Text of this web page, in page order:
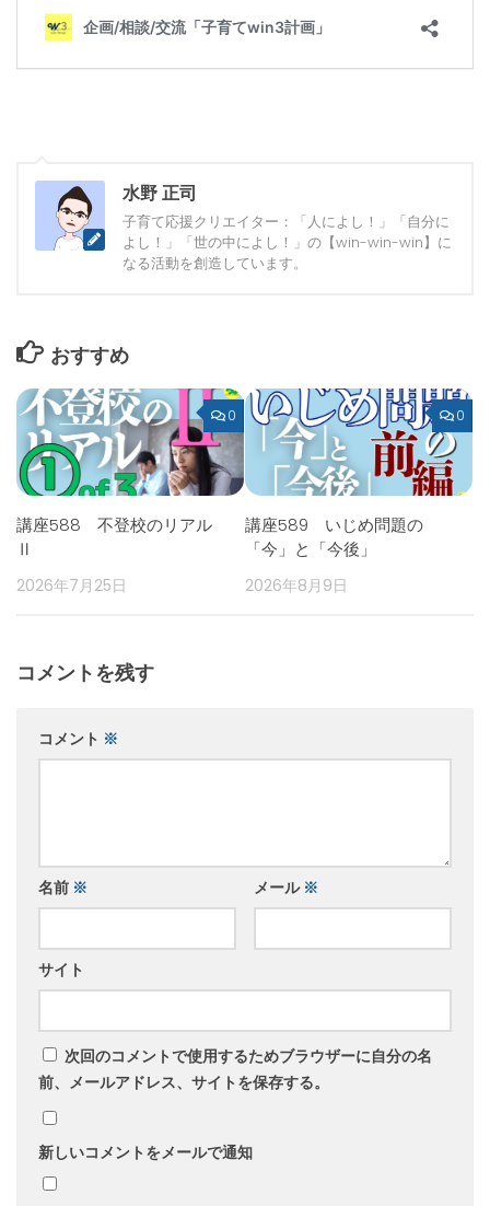
水野 正司
子育て応援クリエイター：「人によし！」「自分に
よし！」「世の中によし！」の【win-win-win】に
なる活動を創造しています。
おすすめ
0
講座588 不登校のリアル
Ⅱ
2026年7月25日
0
講座589 いじめ問題の
「今」と「今後」
2026年8月9日
コメントを残す
コメント ※
名前 ※ メール ※
サイト
次回のコメントで使用するためブラウザーに自分の名
前、メールアドレス、サイトを保存する。
新しいコメントをメールで通知